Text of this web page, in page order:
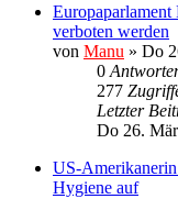
verboten werden
von Manu » Do
0
277
Letzter
Do 26.
US-
Hygiene auf